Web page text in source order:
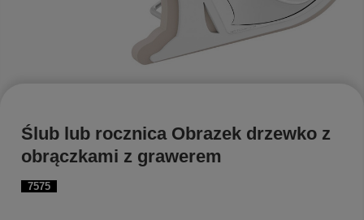
7575
Ślub lub rocznica Obrazek drzewko z
obrączkami z grawerem